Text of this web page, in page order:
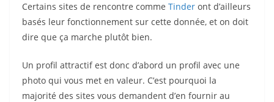
Certains sites de rencontre comme Tinder ont d’ailleurs
basés leur fonctionnement sur cette donnée, et on doit
dire que ça marche plutôt bien.
Un profil attractif est donc d’abord un profil avec une
photo qui vous met en valeur. C’est pourquoi la
majorité des sites vous demandent d’en fournir au